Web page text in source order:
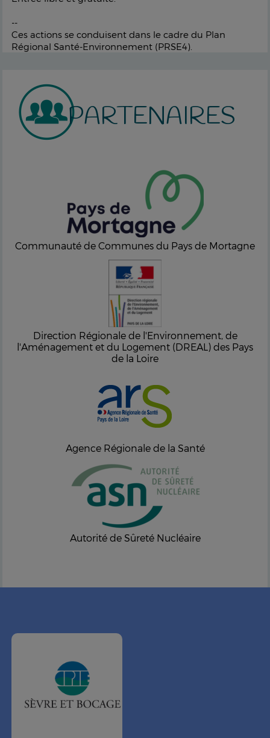
--
Ces actions se conduisent dans le cadre du Plan
Régional Santé-Environnement (PRSE4).
PARTENAIRES
Communauté de Communes du Pays de Mortagne
Direction Régionale de l'Environnement, de
l'Aménagement et du Logement (DREAL) des Pays
de la Loire
Agence Régionale de la Santé
Autorité de Sûreté Nucléaire